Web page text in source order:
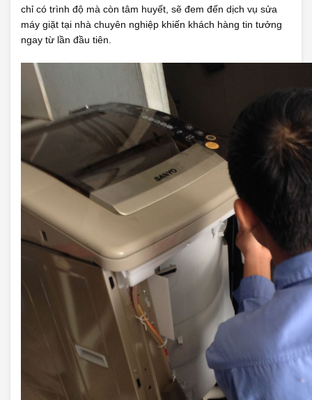
chỉ có trình độ mà còn tâm huyết, sẽ đem đến dịch vụ sửa
máy giặt tại nhà chuyên nghiệp khiến khách hàng tin tưởng
ngay từ lần đầu tiên.